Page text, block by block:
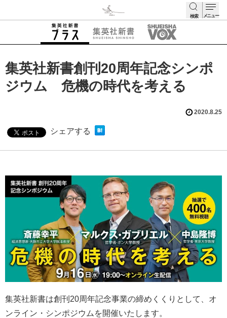
検索 メニュー
集英社新書創刊20周年記念シンポ
ジウム 危機の時代を考える
2020.8.25
シェアする
集英社新書は創刊20周年記念事業の締めくくりとして、オ
ンライン・シンポジウムを開催いたします。